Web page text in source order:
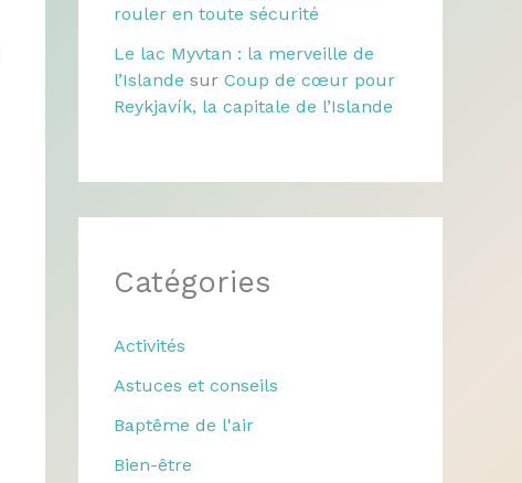
rouler en toute sécurité
Le lac Myvtan : la merveille de
l’Islande sur Coup de cœur pour
Reykjavík, la capitale de l’Islande
Catégories
Activités
Astuces et conseils
Baptême de l'air
Bien-être